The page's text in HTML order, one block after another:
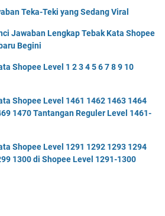
Teka-Teki yang Sedang Viral
Jawaban Lengkap Tebak Kata Shopee
Begini
Shopee Level 1 2 3 4 5 6 7 8 9 10
Shopee Level 1461 1462 1463 1464
1470 Tantangan Reguler Level 1461-
Shopee Level 1291 1292 1293 1294
1300 di Shopee Level 1291-1300